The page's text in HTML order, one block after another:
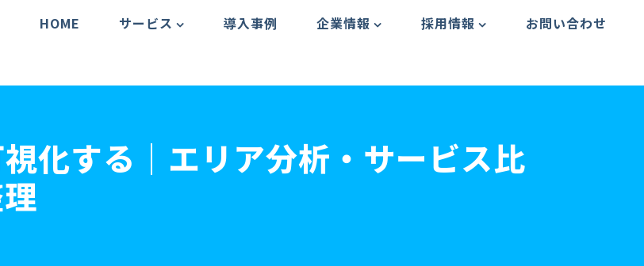
HOME サービス 導入事例 企業情報 採用情報 お問い合わせ
化する｜エリア分析・サービス比